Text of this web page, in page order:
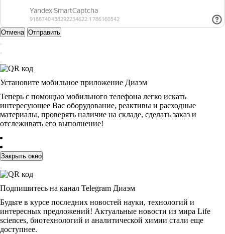
Отмена Отправить
Установите мобильное приложение Диаэм
Теперь с помощью мобильного телефона легко искать
интересующее Вас оборудование, реактивы и расходные
материалы, проверять наличие на складе, сделать заказ и
отслеживать его выполнение!
Закрыть окно
Подпишитесь на канал Telegram Диаэм
Будьте в курсе последних новостей науки, технологий и
интересных предложений! Актуальные новости из мира Life
sciences, биотехнологий и аналитической химии стали еще
доступнее.